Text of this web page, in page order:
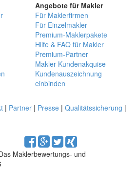
Angebote für Makler
Für Maklerfirmen
Für Einzelmakler
Premium-Maklerpakete
Hilfe & FAQ für Makler
Premium-Partner
Makler-Kundenakquise
Kundenauszeichnung
einbinden
| Partner | Presse | Qualitätssicherung |
Maklerbewertungs- und